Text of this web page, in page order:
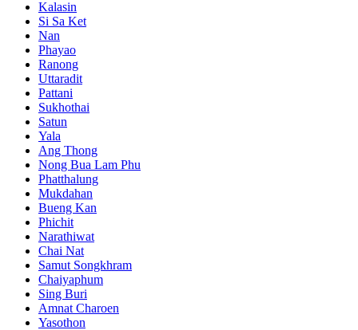
Kalasin
Si Sa Ket
Nan
Phayao
Ranong
Uttaradit
Pattani
Sukhothai
Satun
Yala
Ang Thong
Nong Bua Lam Phu
Phatthalung
Mukdahan
Bueng Kan
Phichit
Narathiwat
Chai Nat
Samut Songkhram
Chaiyaphum
Sing Buri
Amnat Charoen
Yasothon